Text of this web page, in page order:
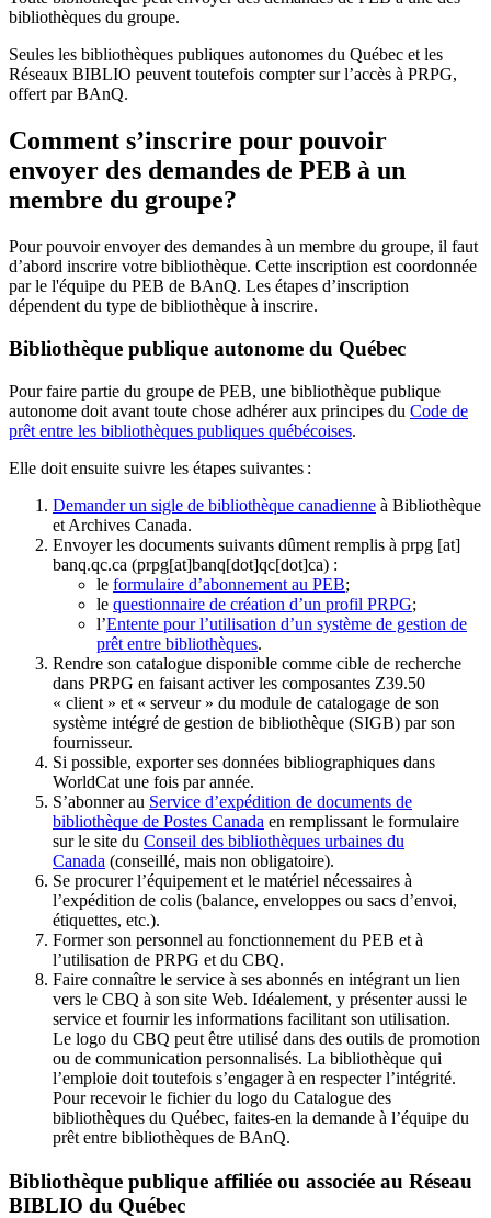
bibliothèques du groupe.
Seules les bibliothèques publiques autonomes du Québec et les
Réseaux BIBLIO peuvent toutefois compter sur l’accès à PRPG,
offert par BAnQ.
Comment s’inscrire pour pouvoir
envoyer des demandes de PEB à un
membre du groupe?
Pour pouvoir envoyer des demandes à un membre du groupe, il faut
d’abord inscrire votre bibliothèque. Cette inscription est coordonnée
par le l'équipe du PEB de BAnQ. Les étapes d’inscription
dépendent du type de bibliothèque à inscrire.
Bibliothèque publique autonome du Québec
Pour faire partie du groupe de PEB, une bibliothèque publique
autonome doit avant toute chose adhérer aux principes du Code de
prêt entre les bibliothèques publiques québécoises.
Elle doit ensuite suivre les étapes suivantes :
Demander un sigle de bibliothèque canadienne à Bibliothèque
et Archives Canada.
Envoyer les documents suivants dûment remplis à prpg [at]
banq.qc.ca (prpg[at]banq[dot]qc[dot]ca) :
le formulaire d’abonnement au PEB;
le questionnaire de création d’un profil PRPG;
l’Entente pour l’utilisation d’un système de gestion de
prêt entre bibliothèques.
Rendre son catalogue disponible comme cible de recherche
dans PRPG en faisant activer les composantes Z39.50
« client » et « serveur » du module de catalogage de son
système intégré de gestion de bibliothèque (SIGB) par son
fournisseur.
Si possible, exporter ses données bibliographiques dans
WorldCat une fois par année.
S’abonner au Service d’expédition de documents de
bibliothèque de Postes Canada en remplissant le formulaire
sur le site du Conseil des bibliothèques urbaines du
Canada (conseillé, mais non obligatoire).
Se procurer l’équipement et le matériel nécessaires à
l’expédition de colis (balance, enveloppes ou sacs d’envoi,
étiquettes, etc.).
Former son personnel au fonctionnement du PEB et à
l’utilisation de PRPG et du CBQ.
Faire connaître le service à ses abonnés en intégrant un lien
vers le CBQ à son site Web. Idéalement, y présenter aussi le
service et fournir les informations facilitant son utilisation.
Le logo du CBQ peut être utilisé dans des outils de promotion
ou de communication personnalisés. La bibliothèque qui
l’emploie doit toutefois s’engager à en respecter l’intégrité.
Pour recevoir le fichier du logo du Catalogue des
bibliothèques du Québec, faites-en la demande à l’équipe du
prêt entre bibliothèques de BAnQ.
Bibliothèque publique affiliée ou associée au Réseau
BIBLIO du Québec